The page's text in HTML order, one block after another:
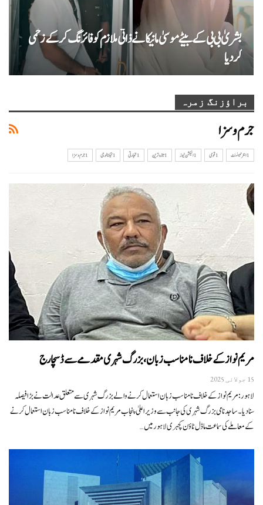
بشریٰ بی بی کے بیٹے موسیٰ مانیکا نے ذاتی ملازم کو فائرنگ کر کے زخمی
کردیا
براؤزنگ زمرہ
جرم و سزا
1 انٹرٹینمنٹ 1 قومی 1الیکشن نیوز 1تازہ ترین 1تجارتی 1ٹیکنالوجی 1جرم و سزا
مریم نواز کے خلاف نامناسب زبان، بزرگ شہری مقدمے سے ڈسچارج
15 جولائی 2025
لاہور:مریم نواز کے خلاف نامناسب زبان استعمال کرنے والے بزرگ شہری سے متعلق عدالت نے بڑا فیصلہ
سنادیا۔ساجد نامی بزرگ شہری کی جانب سے وزیراعلیٰ پنجاب مریم نواز کے خلاف نامناسب زبان استعمال کرنے
کے معاملے کی سماعت ماڈل ٹاؤن کچہری لاہور میں…